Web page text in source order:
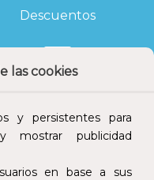
las cookies
y persistentes para
mostrar publicidad
en base a sus
Descuentos